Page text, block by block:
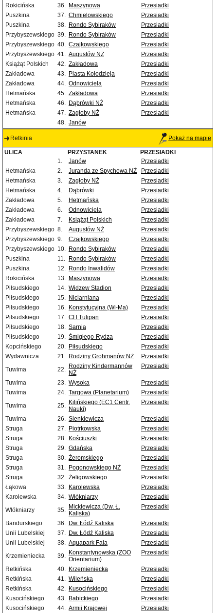
Rokicińska
36. Maszynowa
Przesiadki
Puszkina
37. Chmielowskiego
Przesiadki
Puszkina
38. Rondo Sybiraków
Przesiadki
Przybyszewskiego 39. Rondo Sybiraków
Przesiadki
Przybyszewskiego 40. Czajkowskiego
Przesiadki
Przybyszewskiego 41. Augustów NŻ
Przesiadki
Książąt Polskich
42. Zakładowa
Przesiadki
Zakładowa
43. Piasta Kołodzieja
Przesiadki
Zakładowa
44. Odnowiciela
Przesiadki
Hetmańska
45. Zakładowa
Przesiadki
Hetmańska
46. Dąbrówki NŻ
Przesiadki
Hetmańska
47. Zagłoby NŻ
Przesiadki
48. Janów
Retkinia Pokaż na mapie
ULICA PRZYSTANEK
PRZESIADKI
1.
Janów
Przesiadki
Hetmańska
2. Juranda ze Spychowa NŻ
Przesiadki
Hetmańska
3. Zagłoby NŻ
Przesiadki
Hetmańska
4. Dąbrówki
Przesiadki
Zakładowa
5. Hetmańska
Przesiadki
Zakładowa
6. Odnowiciela
Przesiadki
Zakładowa
7. Książąt Polskich
Przesiadki
Przybyszewskiego 8. Augustów NŻ
Przesiadki
Przybyszewskiego 9. Czajkowskiego
Przesiadki
Przybyszewskiego 10. Rondo Sybiraków
Przesiadki
Puszkina
11. Rondo Sybiraków
Przesiadki
Puszkina
12. Rondo Inwalidów
Przesiadki
Rokicińska
13. Maszynowa
Przesiadki
Piłsudskiego
14. Widzew Stadion
Przesiadki
Piłsudskiego
15. Niciarniana
Przesiadki
Piłsudskiego
16. Konstytucyjna (Wi-Ma)
Przesiadki
Piłsudskiego
17. CH Tulipan
Przesiadki
Piłsudskiego
18. Sarnia
Przesiadki
Piłsudskiego
19. Śmigłego-Rydza
Przesiadki
Kopcińskiego
20. Piłsudskiego
Przesiadki
Wydawnicza
21. Rodziny Grohmanów NŻ
Przesiadki
Tuwima
22. Rodziny Kindermannów
NŻ
Przesiadki
Tuwima 23. Wysoka
Przesiadki
Tuwima
24. Targowa (Planetarium)
Przesiadki
Tuwima
25. Kilińskiego (EC1 Centr.
Nauki)
Przesiadki
Tuwima 26. Sienkiewicza
Przesiadki
Struga
27. Piotrkowska
Przesiadki
Struga
28. Kościuszki
Przesiadki
Struga
29. Gdańska
Przesiadki
Struga
30. Żeromskiego
Przesiadki
Struga
31. Pogonowskiego NŻ
Przesiadki
Struga
32. Żeligowskiego
Przesiadki
Łąkowa
33. Karolewska
Przesiadki
Karolewska
34. Włókniarzy
Przesiadki
Włókniarzy
35. Mickiewicza (Dw. Ł.
Kaliska)
Przesiadki
Bandurskiego 36. Dw. Łódź Kaliska
Przesiadki
Unii Lubelskiej
37. Dw. Łódź Kaliska
Przesiadki
Unii Lubelskiej
38. Aquapark Fala
Przesiadki
Krzemieniecka
39. Konstantynowska (ZOO
Orientarium)
Przesiadki
Retkińska 40. Krzemieniecka
Przesiadki
Retkińska
41. Wileńska
Przesiadki
Retkińska
42. Kusocińskiego
Przesiadki
Kusocińskiego
43. Babickiego
Przesiadki
Kusocińskiego
44. Armii Krajowej Przesiadki